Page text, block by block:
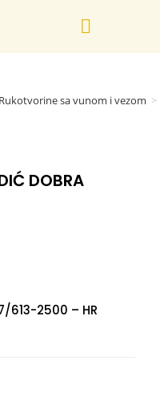
Rukotvorine sa vunom i vezom >
DOBRA
613-2500 – HR